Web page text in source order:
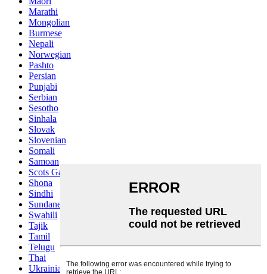
Marathi
Mongolian
Burmese
Nepali
Norwegian
Pashto
Persian
Punjabi
Serbian
Sesotho
Sinhala
Slovak
Slovenian
Somali
Samoan
Scots Gaelic
Shona
Sindhi
Sundanese
Swahili
Tajik
Tamil
Telugu
Thai
Ukrainian